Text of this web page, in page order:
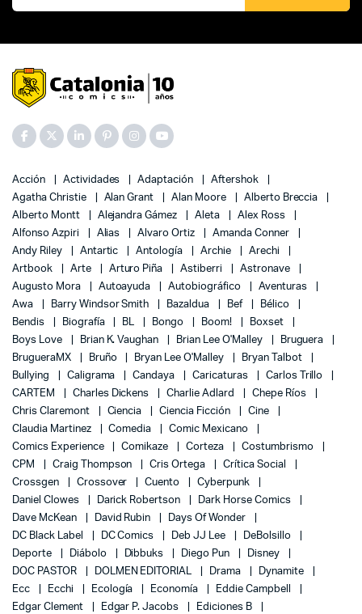
Acción Actividades Adaptación
Aftershok
Agatha Christie
Alan Grant Alan Moore
Alberto Breccia
Alberto Montt
Alejandra Gámez Aleta
Alex Ross
Alfonso Azpiri
Alias Alvaro Ortiz
Amanda Conner
Andy Riley
Antartic Antología Archie
Arechi
Artbook
Arte Arturo Piña Astiberri
Astronave
Augusto Mora
Autoayuda Autobiográfico
Aventuras
Awa
Barry Windsor Smith Bazaldua Bef
Bélico
Bendis
Biografía BL Bongo Boom!
Boxset
Boys Love
Brian K. Vaughan Brian Lee O'Malley
Bruguera
BrugueraMX
Bruño Bryan Lee O'Malley
Bryan Talbot
Bullying
Caligrama Candaya Caricaturas
Carlos Trillo
CARTEM
Charles Dickens Charlie Adlard
Chepe Ríos
Chris Claremont
Ciencia Ciencia Ficción
Cine
Claudia Martinez
Comedia
Comic Mexicano
Comics Experience
Comikaze Corteza
Costumbrismo
CPM
Craig Thompson Cris Ortega
Crítica Social
Crossgen
Crossover Cuento
Cyberpunk
Daniel Clowes
Darick Robertson
Dark Horse Comics
Dave McKean
David Rubin
Days Of Wonder
DC Black Label
DC Comics Deb JJ Lee
DeBolsillo
Deporte
Diábolo Dibbuks Diego Pun
Disney
DOC PASTOR
DOLMEN EDITORIAL Drama
Dynamite
Ecc
Ecchi Ecología Economía
Eddie Campbell
Edgar Clement
Edgar P. Jacobs
Ediciones B